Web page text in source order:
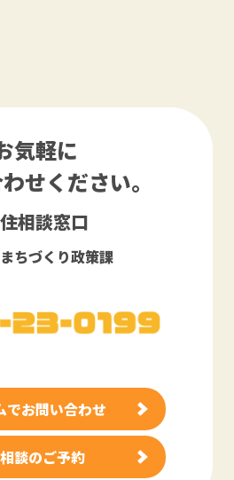
気軽に
せください。
相談窓口
ちづくり政策課
でお問い合わせ
談のご予約